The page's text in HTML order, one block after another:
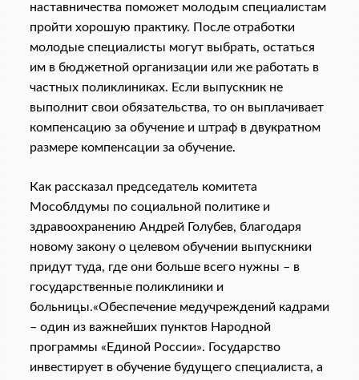
наставничества поможет молодым специалистам
пройти хорошую практику. После отработки
молодые специалисты могут выбрать, остаться
им в бюджетной организации или же работать в
частных поликлиниках. Если выпускник не
выполнит свои обязательства, то он выплачивает
компенсацию за обучение и штраф в двукратном
размере компенсации за обучение.
Как рассказал председатель комитета
Мособлдумы по социальной политике и
здравоохранению Андрей Голубев, благодаря
новому закону о целевом обучении выпускники
придут туда, где они больше всего нужны – в
государственные поликлиники и
больницы.«Обеспечение медучреждений кадрами
– один из важнейших пунктов Народной
программы «Единой России». Государство
инвестирует в обучение будущего специалиста, а